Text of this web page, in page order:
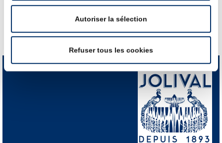
Autoriser la sélection
Refuser tous les cookies
Back to ACTUALITÉS